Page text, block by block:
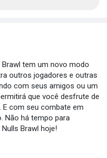
tem um novo modo
outros jogadores e outras
com seus amigos ou um
que você desfrute de
com seu combate em
Não há tempo para
Brawl hoje!